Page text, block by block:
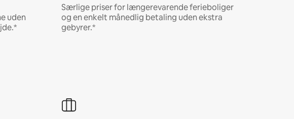
uden
Særlige priser for længerevarende ferieboliger
og en enkelt månedlig betaling uden ekstra
gebyrer.*